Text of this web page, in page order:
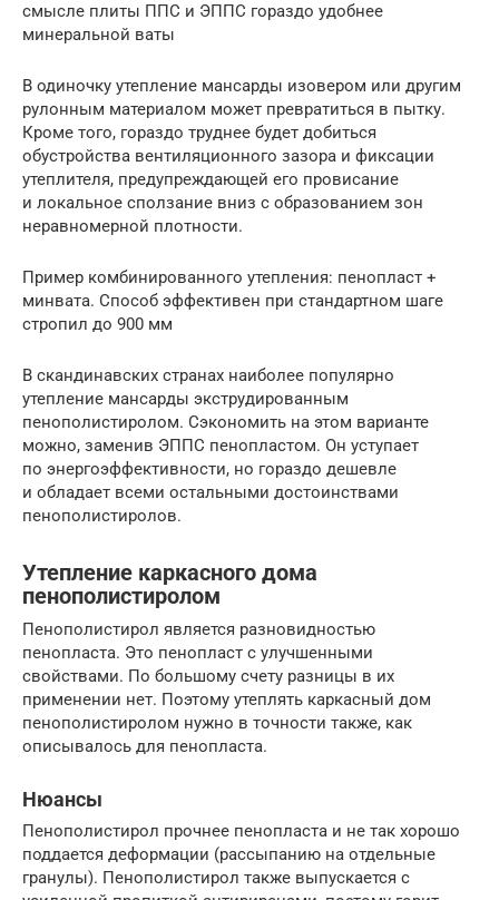
смысле плиты ППС и ЭППС гораздо удобнее
минеральной ваты
В одиночку утепление мансарды изовером или другим
рулонным материалом может превратиться в пытку.
Кроме того, гораздо труднее будет добиться
обустройства вентиляционного зазора и фиксации
утеплителя, предупреждающей его провисание
и локальное сползание вниз с образованием зон
неравномерной плотности.
Пример комбинированного утепления: пенопласт +
минвата. Способ эффективен при стандартном шаге
стропил до 900 мм
В скандинавских странах наиболее популярно
утепление мансарды экструдированным
пенополистиролом. Сэкономить на этом варианте
можно, заменив ЭППС пенопластом. Он уступает
по энергоэффективности, но гораздо дешевле
и обладает всеми остальными достоинствами
пенополистиролов.
Утепление каркасного дома
пенополистиролом
Пенополистирол является разновидностью
пенопласта. Это пенопласт с улучшенными
свойствами. По большому счету разницы в их
применении нет. Поэтому утеплять каркасный дом
пенополистиролом нужно в точности также, как
описывалось для пенопласта.
Нюансы
Пенополистирол прочнее пенопласта и не так хорошо
поддается деформации (рассыпанию на отдельные
гранулы). Пенополистирол также выпускается с